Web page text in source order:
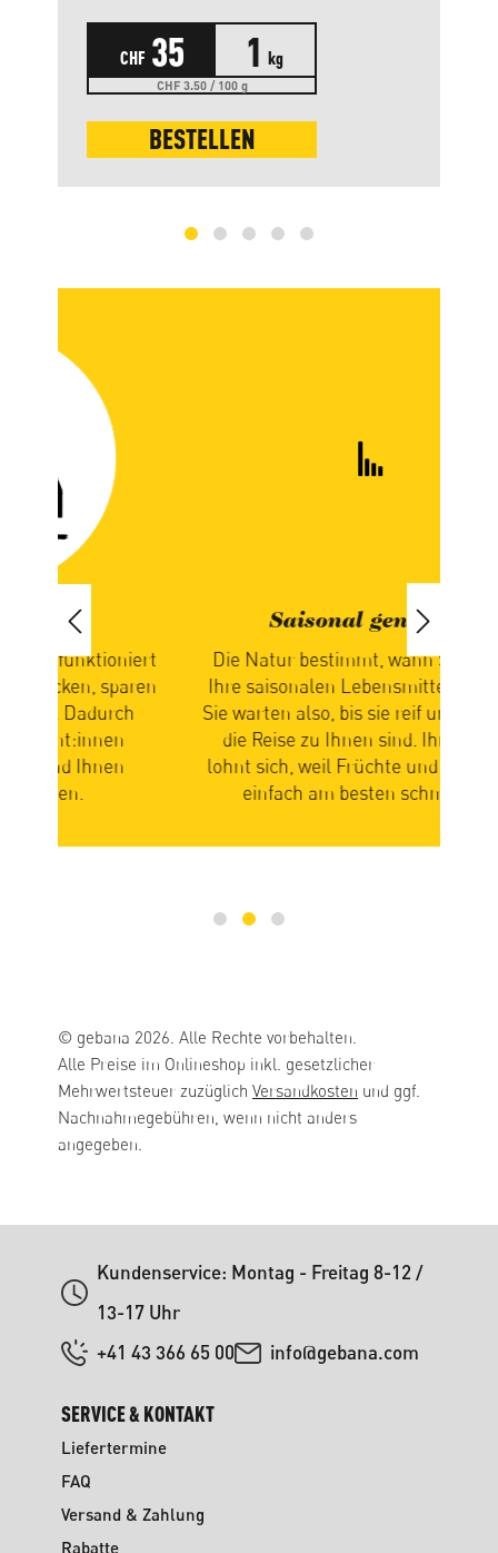
CHF 35 1 kg
CHF 3.50 / 100 g
BESTELLEN
Saisonal geniessen
Die Natur bestimmt, wann Sie bei uns
Ihre saisonalen Lebensmittel erhalten.
Sie warten also, bis sie reif und bereit für
die Reise zu Ihnen sind. Ihre Geduld
lohnt sich, weil Früchte und Gemüse so
einfach am besten schmecken.
© gebana 2026. Alle Rechte vorbehalten.
Alle Preise im Onlineshop inkl. gesetzlicher
Mehrwertsteuer zuzüglich Versandkosten und ggf.
Nachnahmegebühren, wenn nicht anders
angegeben.
Kundenservice: Montag - Freitag 8-12 /
13-17 Uhr
+41 43 366 65 00
info@gebana.com
SERVICE & KONTAKT
Liefertermine
FAQ
Versand & Zahlung
Rabatte